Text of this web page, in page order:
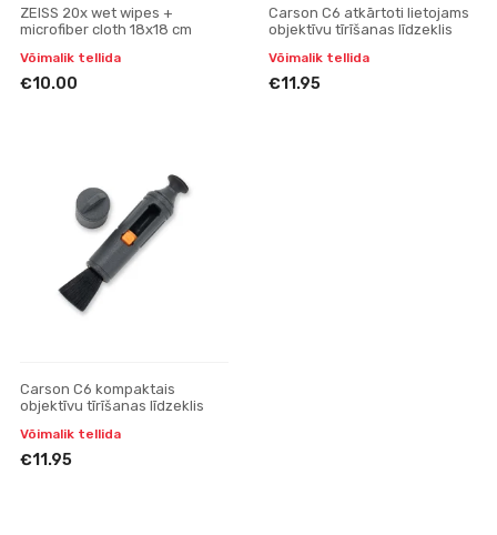
ZEISS 20x wet wipes +
microfiber cloth 18x18 cm
Võimalik tellida
€10.00
Carson C6 atkārtoti lietojams
objektīvu tīrīšanas līdzeklis
Võimalik tellida
€11.95
Carson C6 kompaktais
objektīvu tīrīšanas līdzeklis
Võimalik tellida
€11.95